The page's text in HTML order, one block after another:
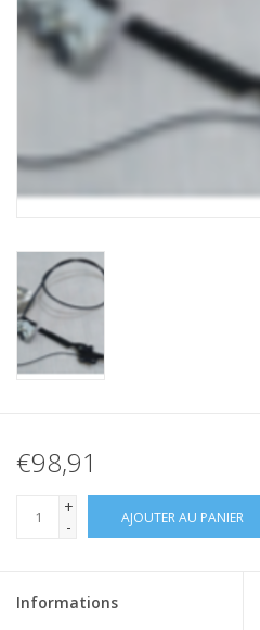
€98,91
+
-
AJOUTER AU PANIER
Informations